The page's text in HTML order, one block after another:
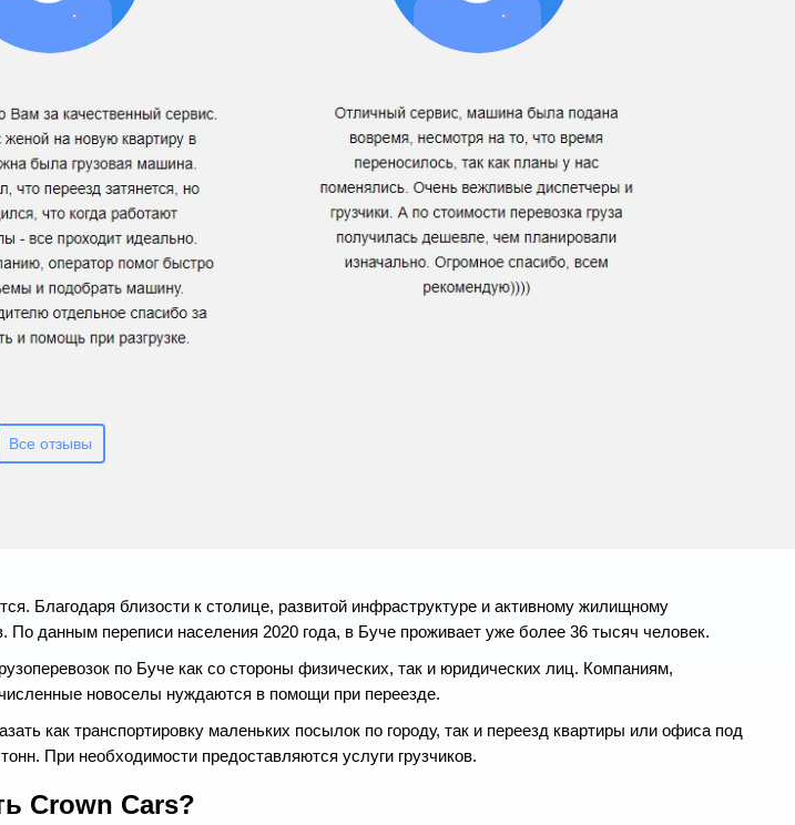
Все отзывы
Благодаря близости к столице, развитой инфраструктуре и активному жилищному
данным переписи населения 2020 года, в Буче проживает уже более 36 тысяч человек.
по Буче как со стороны физических, так и юридических лиц. Компаниям,
новоселы нуждаются в помощи при переезде.
как транспортировку маленьких посылок по городу, так и переезд квартиры или офиса под
При необходимости предоставляются услуги грузчиков.
Crown Cars?